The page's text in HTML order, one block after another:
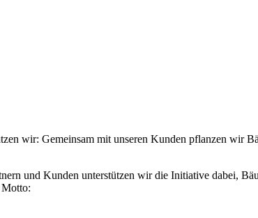
wir: Gemeinsam mit unseren Kunden pflanzen wir
und Kunden unterstützen wir die Initiative dabei,
Motto: